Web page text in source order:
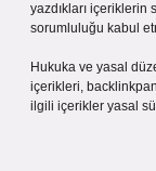
yazdıkları içeriklerin
sorumluluğu kabul
Hukuka ve yasal
içerikleri,
ilgili içerikler yasal